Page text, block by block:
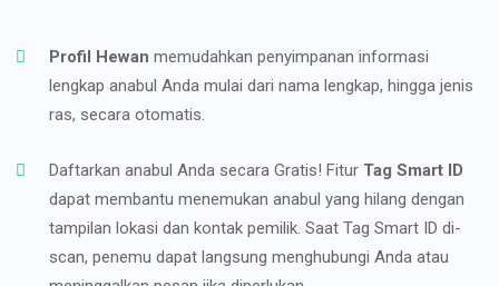
Profil Hewan memudahkan penyimpanan informasi
lengkap anabul Anda mulai dari nama lengkap, hingga jenis
ras, secara otomatis.
Daftarkan anabul Anda secara Gratis! Fitur Tag Smart ID
dapat membantu menemukan anabul yang hilang dengan
tampilan lokasi dan kontak pemilik. Saat Tag Smart ID di-
scan, penemu dapat langsung menghubungi Anda atau